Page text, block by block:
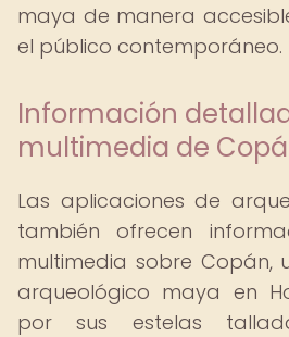
maya de manera
el público contemporáneo.
Información
multimedia de
Las aplicaciones de
también ofrecen
multimedia sobre Copán,
arqueológico maya en
por sus estelas